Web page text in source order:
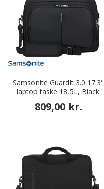
Samsonite Guardit 3.0 17.3"
laptop taske 18,5L, Black
809,00 kr.